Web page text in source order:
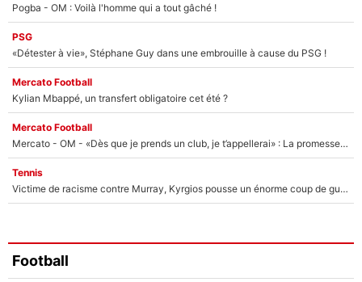
Pogba - OM : Voilà l'homme qui a tout gâché !
PSG
«Détester à vie», Stéphane Guy dans une embrouille à cause du PSG !
Mercato Football
Kylian Mbappé, un transfert obligatoire cet été ?
Mercato Football
Mercato - OM - «Dès que je prends un club, je t’appellerai» : La promesse de Marcelino au moment de claquer la porte
Tennis
Victime de racisme contre Murray, Kyrgios pousse un énorme coup de gueule !
Football